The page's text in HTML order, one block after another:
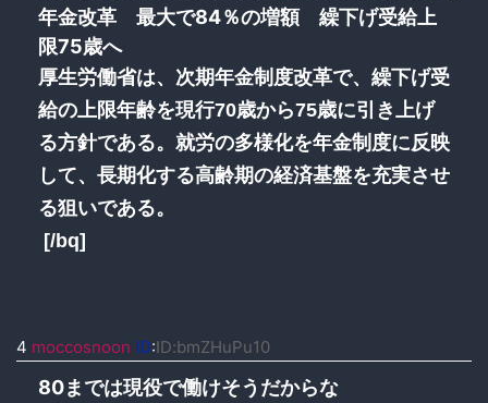
年金改革 最大で84％の増額 繰下げ受給上
限75歳へ
厚生労働省は、次期年金制度改革で、繰下げ受
給の上限年齢を現行70歳から75歳に引き上げ
る方針である。就労の多様化を年金制度に反映
して、長期化する高齢期の経済基盤を充実させ
る狙いである。
[/bq]
4 moccosnoon ID:ID:bmZHuPu10
80までは現役で働けそうだからな